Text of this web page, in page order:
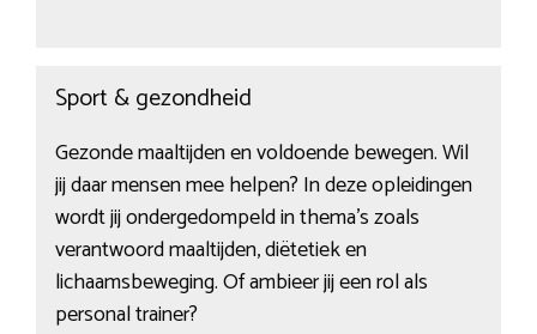
Sport & gezondheid
Gezonde maaltijden en voldoende bewegen. Wil
jij daar mensen mee helpen? In deze opleidingen
wordt jij ondergedompeld in thema’s zoals
verantwoord maaltijden, diëtetiek en
lichaamsbeweging. Of ambieer jij een rol als
personal trainer?